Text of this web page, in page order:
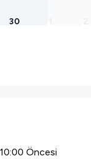
30
10:00 Öncesi